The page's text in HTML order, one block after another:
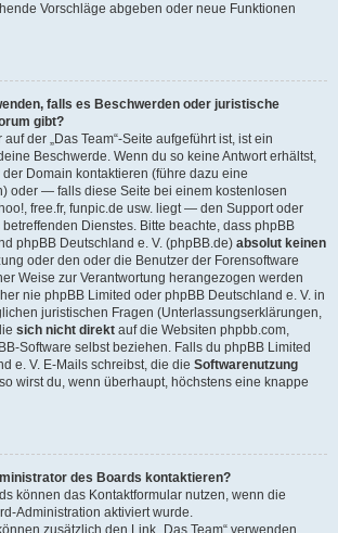
Vorschläge abgeben oder neue Funktionen
falls es Beschwerden oder juristische
gibt?
der „Das Team“-Seite aufgeführt ist, ist ein
Beschwerde. Wenn du so keine Antwort erhältst,
Domain kontaktieren (führe dazu eine
oder — falls diese Seite bei einem kostenlosen
free.fr, funpic.de usw. liegt — den Support oder
Dienstes. Bitte beachte, dass phpBB
phpBB Deutschland e. V. (phpBB.de) absolut keinen
oder den oder die Benutzer der Forensoftware
Weise zur Verantwortung herangezogen werden
nie phpBB Limited oder phpBB Deutschland e. V. in
juristischen Fragen (Unterlassungserklärungen,
sich nicht direkt auf die Websiten phpbb.com,
Software selbst beziehen. Falls du phpBB Limited
e. V. E-Mails schreibst, die die Softwarenutzung
wirst du, wenn überhaupt, höchstens eine knappe
des Boards kontaktieren?
können das Kontaktformular nutzen, wenn die
Administration aktiviert wurde.
zusätzlich den Link „Das Team“ verwenden.